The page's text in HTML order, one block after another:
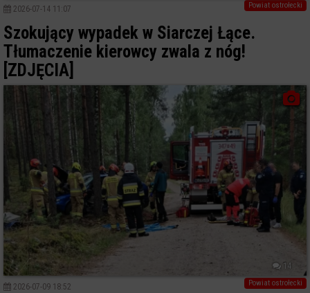
Powiat ostrołecki
2026-07-14 11:07
Szokujący wypadek w Siarczej Łące.
Tłumaczenie kierowcy zwala z nóg!
[ZDJĘCIA]
14
Powiat ostrołecki
2026-07-09 18:52